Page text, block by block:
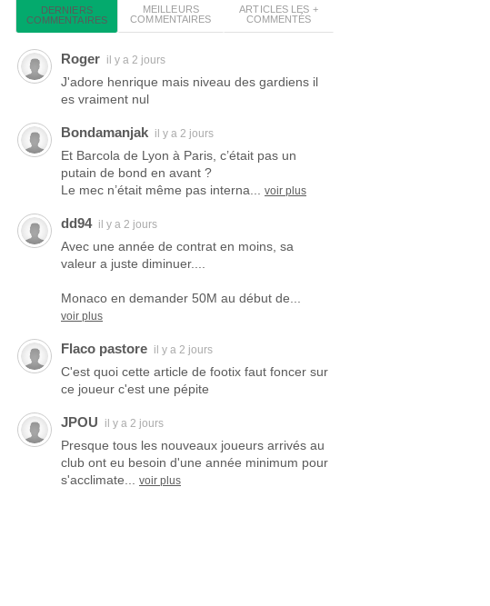
DERNIERS
COMMENTAIRES
MEILLEURS
COMMENTAIRES
ARTICLES LES +
COMMENTÉS
Roger il y a 2 jours
J'adore henrique mais niveau des gardiens il
es vraiment nul
Bondamanjak il y a 2 jours
Et Barcola de Lyon à Paris, c’était pas un
putain de bond en avant ?
Le mec n’était même pas interna...
voir plus
dd94 il y a 2 jours
Avec une année de contrat en moins, sa
valeur a juste diminuer....
Monaco en demander 50M au début de...
voir plus
Flaco pastore il y a 2 jours
C'est quoi cette article de footix faut foncer sur
ce joueur c'est une pépite
JPOU il y a 2 jours
Presque tous les nouveaux joueurs arrivés au
club ont eu besoin d'une année minimum pour
s'acclimate...
voir plus